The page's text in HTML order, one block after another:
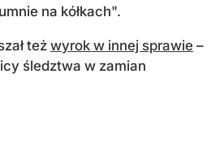
na kółkach".
teżwyrok w innej sprawie –
śledztwa w zamian